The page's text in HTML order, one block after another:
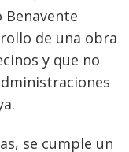
de una obra
y que no
se cumple un